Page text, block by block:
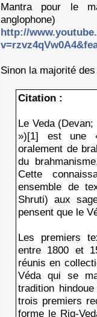
Mantra pour le
anglophone)
http://
Sinon la majorité
Citation :
Le Veda
»)[1] est une
oralement de
du
Cette
ensemble de
Shruti) aux
pensent que le
Les premiers
entre 1800 et
réunis en
Véda qui se
tradition
trois premiers
forme le Rig-